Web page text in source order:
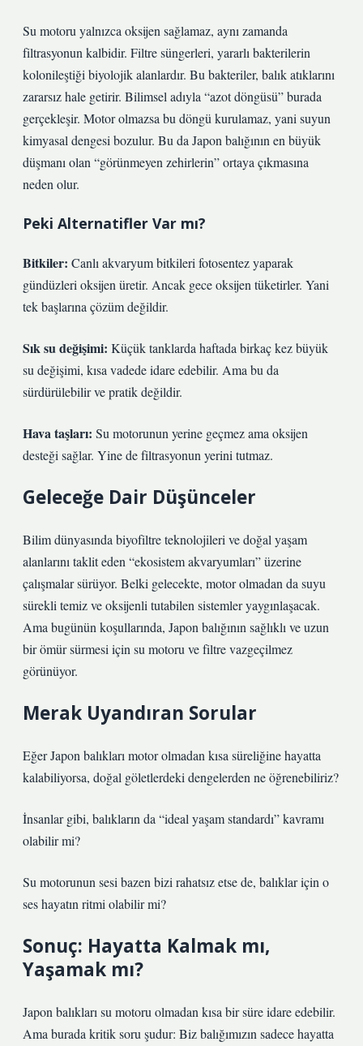
Su motoru yalnızca oksijen sağlamaz, aynı zamanda
filtrasyonun kalbidir. Filtre süngerleri, yararlı bakterilerin
kolonileştiği biyolojik alanlardır. Bu bakteriler, balık atıklarını
zararsız hale getirir. Bilimsel adıyla “azot döngüsü” burada
gerçekleşir. Motor olmazsa bu döngü kurulamaz, yani suyun
kimyasal dengesi bozulur. Bu da Japon balığının en büyük
düşmanı olan “görünmeyen zehirlerin” ortaya çıkmasına
neden olur.
Peki Alternatifler Var mı?
Bitkiler: Canlı akvaryum bitkileri fotosentez yaparak
gündüzleri oksijen üretir. Ancak gece oksijen tüketirler. Yani
tek başlarına çözüm değildir.
Sık su değişimi: Küçük tanklarda haftada birkaç kez büyük
su değişimi, kısa vadede idare edebilir. Ama bu da
sürdürülebilir ve pratik değildir.
Hava taşları: Su motorunun yerine geçmez ama oksijen
desteği sağlar. Yine de filtrasyonun yerini tutmaz.
Geleceğe Dair Düşünceler
Bilim dünyasında biyofiltre teknolojileri ve doğal yaşam
alanlarını taklit eden “ekosistem akvaryumları” üzerine
çalışmalar sürüyor. Belki gelecekte, motor olmadan da suyu
sürekli temiz ve oksijenli tutabilen sistemler yaygınlaşacak.
Ama bugünün koşullarında, Japon balığının sağlıklı ve uzun
bir ömür sürmesi için su motoru ve filtre vazgeçilmez
görünüyor.
Merak Uyandıran Sorular
Eğer Japon balıkları motor olmadan kısa süreliğine hayatta
kalabiliyorsa, doğal göletlerdeki dengelerden ne öğrenebiliriz?
İnsanlar gibi, balıkların da “ideal yaşam standardı” kavramı
olabilir mi?
Su motorunun sesi bazen bizi rahatsız etse de, balıklar için o
ses hayatın ritmi olabilir mi?
Sonuç: Hayatta Kalmak mı,
Yaşamak mı?
Japon balıkları su motoru olmadan kısa bir süre idare edebilir.
Ama burada kritik soru şudur: Biz balığımızın sadece hayatta